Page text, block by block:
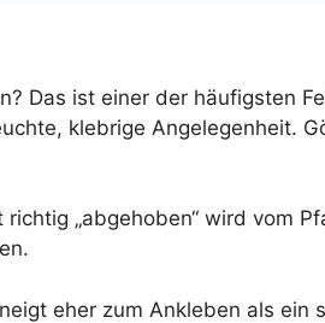
Das ist einer der häufigsten
klebrige Angelegenheit.
„abgehoben“ wird vom
eher zum Ankleben als ein